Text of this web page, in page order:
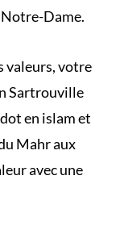
Notre-Dame.
valeurs, votre
Sartrouville
en islam et
Mahr aux
avec une